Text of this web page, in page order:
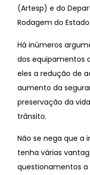
(Artesp) e do
Rodagem do Estado
Há inúmeros
dos equipamentos
eles a redução de
aumento da
preservação da
trânsito.
Não se nega que a
tenha várias
questionamentos a